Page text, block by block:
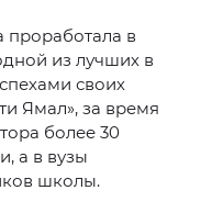
проработала в
из лучших в
своих
Ямал», за время
более 30
а в вузы
школы.